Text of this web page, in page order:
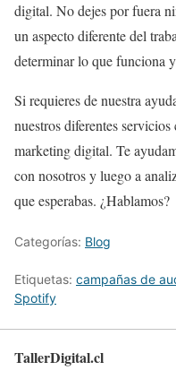
digital. No dejes por fuera
un aspecto diferente del
determinar lo que funciona
Si requieres de nuestra
nuestros diferentes
marketing digital. Te
con nosotros y luego a
que esperabas. ¿Hablamos?
Categorías: Blog
Etiquetas: campañas de
Spotify
TallerDigital.cl